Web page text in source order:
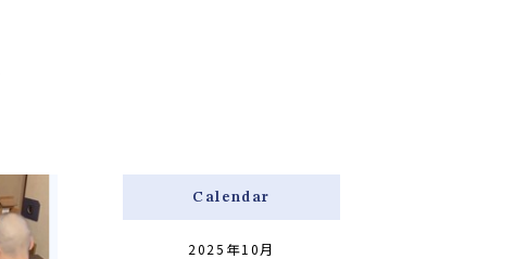
Calendar
2025年10月